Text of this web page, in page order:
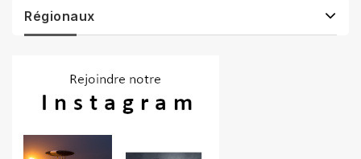
Régionaux